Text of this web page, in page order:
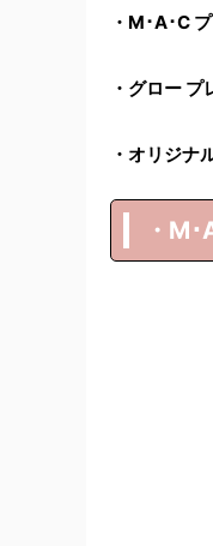
・M･A･C
・グロー
・オリジナ
・M